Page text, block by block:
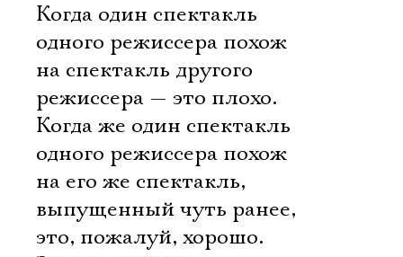
Когда один спектакль
одного режиссера похож
на спектакль другого
режиссера — это плохо.
Когда же один спектакль
одного режиссера похож
на его же спектакль,
выпущенный чуть ранее,
это, пожалуй, хорошо.